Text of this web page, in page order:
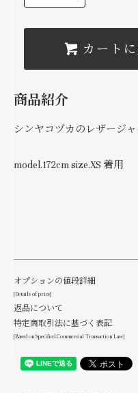
カート
商品紹介
シンヤコヅカのレザージ
model.172cm size.XS 着用
オプションの値段詳細
[Details of price]
返品について
特定商取引法に基づく表記
[Based on Specified Commercial Transaction Law]